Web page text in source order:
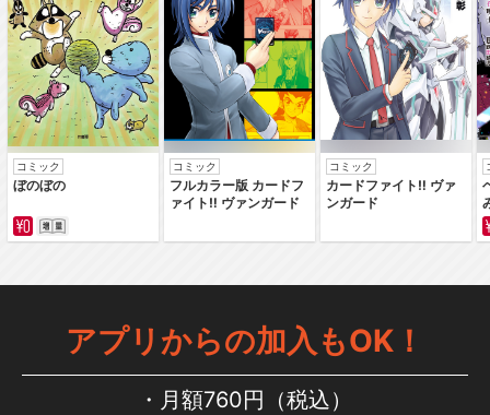
コミック
ぼのぼの
コミック
フルカラー版 カードフ
ァイト‼ ヴァンガード
コミック
カードファイト‼ ヴァ
ンガード
アプリからの加入もOK！
月額760円（税込）